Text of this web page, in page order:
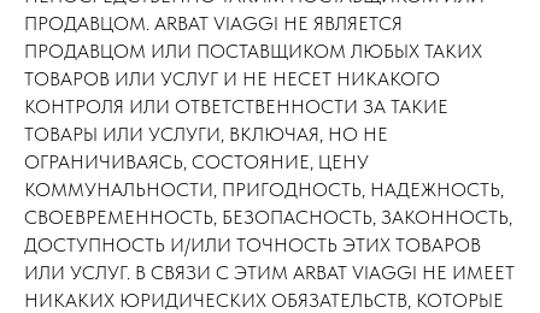
ПРОДАВЦОМ. ARBAT VIAGGI НЕ ЯВЛЯЕТСЯ
ПРОДАВЦОМ ИЛИ ПОСТАВЩИКОМ ЛЮБЫХ ТАКИХ
ТОВАРОВ ИЛИ УСЛУГ И НЕ НЕСЕТ НИКАКОГО
КОНТРОЛЯ ИЛИ ОТВЕТСТВЕННОСТИ ЗА ТАКИЕ
ТОВАРЫ ИЛИ УСЛУГИ, ВКЛЮЧАЯ, НО НЕ
ОГРАНИЧИВАЯСЬ, СОСТОЯНИЕ, ЦЕНУ
КОММУНАЛЬНОСТИ, ПРИГОДНОСТЬ, НАДЕЖНОСТЬ,
СВОЕВРЕМЕННОСТЬ, БЕЗОПАСНОСТЬ, ЗАКОННОСТЬ,
ДОСТУПНОСТЬ И/ИЛИ ТОЧНОСТЬ ЭТИХ ТОВАРОВ
ИЛИ УСЛУГ. В СВЯЗИ С ЭТИМ ARBAT VIAGGI НЕ ИМЕЕТ
НИКАКИХ ЮРИДИЧЕСКИХ ОБЯЗАТЕЛЬСТВ, КОТОРЫЕ